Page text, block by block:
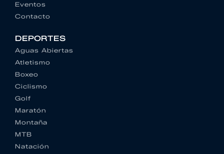
Eventos
Contacto
DEPORTES
Aguas Abiertas
Atletismo
Boxeo
Ciclismo
Golf
Maratón
Montaña
MTB
Natación